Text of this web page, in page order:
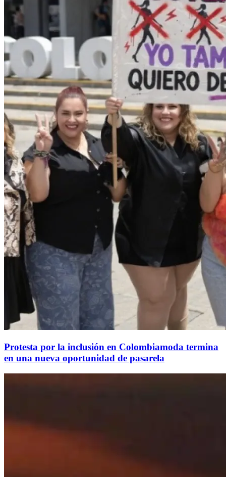
Protesta por la inclusión en Colombiamoda termina
en una nueva oportunidad de pasarela